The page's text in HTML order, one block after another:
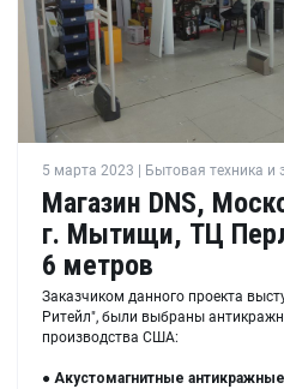
5 марта 2023 | Бытовая техника и
Магазин DNS,
г. Мытищи, ТЦ
6 метров
Заказчиком данного проекта
Ритейл", были выбраны
производства США:
● Акустомагнитные